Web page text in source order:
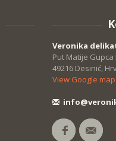
Veronika
Put Matije Gupca
49216 Desinić,
View Google map